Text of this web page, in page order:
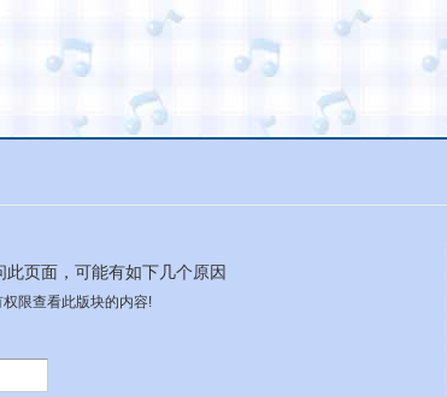
页面，可能有如下几个原因
限查看此版块的内容!